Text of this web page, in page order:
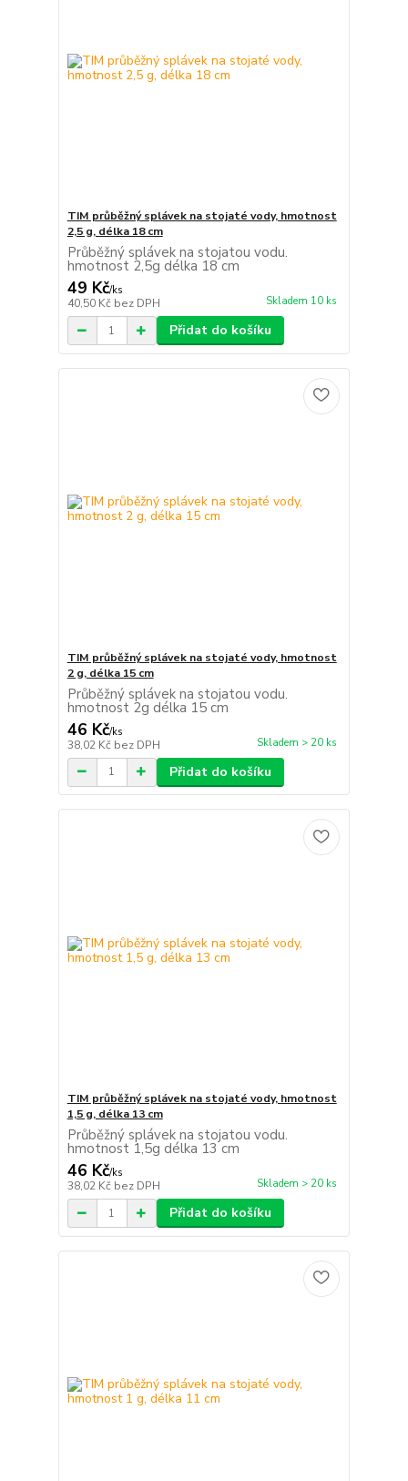
TIM průběžný splávek na stojaté vody, hmotnost
2,5 g, délka 18 cm
Průběžný splávek na stojatou vodu.
hmotnost 2,5g délka 18 cm
49 Kč/ks
40,50 Kč bez DPH Skladem 10 ks
Přidat do košíku
TIM průběžný splávek na stojaté vody, hmotnost
2 g, délka 15 cm
Průběžný splávek na stojatou vodu.
hmotnost 2g délka 15 cm
46 Kč/ks
38,02 Kč bez DPH Skladem > 20 ks
Přidat do košíku
TIM průběžný splávek na stojaté vody, hmotnost
1,5 g, délka 13 cm
Průběžný splávek na stojatou vodu.
hmotnost 1,5g délka 13 cm
46 Kč/ks
38,02 Kč bez DPH Skladem > 20 ks
Přidat do košíku